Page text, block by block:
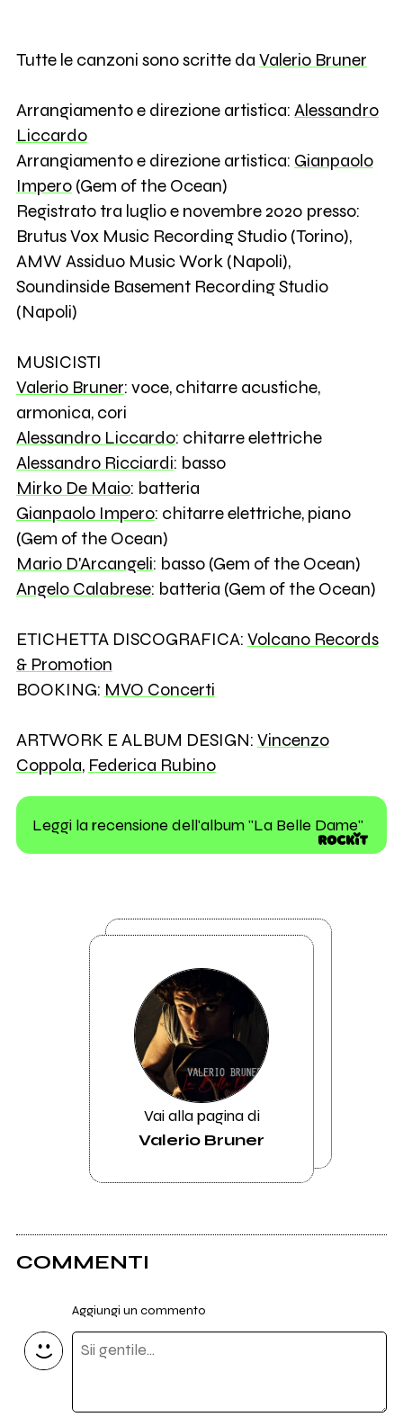
Tutte le canzoni sono scritte da Valerio Bruner
Arrangiamento e direzione artistica: Alessandro
Liccardo
Arrangiamento e direzione artistica: Gianpaolo
Impero(Gem of the Ocean)
Registrato tra luglio e novembre 2020 presso:
Brutus Vox Music Recording Studio (Torino),
AMW Assiduo Music Work (Napoli),
Soundinside Basement Recording Studio
(Napoli)
MUSICISTI
Valerio Bruner: voce, chitarre acustiche,
armonica, cori
Alessandro Liccardo: chitarre elettriche
Alessandro Ricciardi: basso
Mirko De Maio: batteria
Gianpaolo Impero: chitarre elettriche, piano
(Gem of the Ocean)
Mario D'Arcangeli: basso (Gem of the Ocean)
Angelo Calabrese: batteria (Gem of the Ocean)
ETICHETTA DISCOGRAFICA: Volcano Records
& Promotion
BOOKING: MVO Concerti
ARTWORK E ALBUM DESIGN: Vincenzo
Coppola, Federica Rubino
Leggi la recensione dell'album "La Belle Dame"
Vai alla pagina di
Valerio Bruner
COMMENTI
Aggiungi un commento